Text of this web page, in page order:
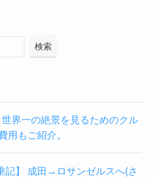
検索
世界一の絶景を見るためのクル
用もご紹介。
記】 成田→ロサンゼルスへ(さ